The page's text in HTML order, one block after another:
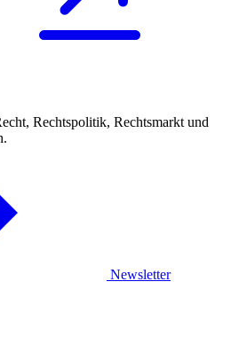
Rechtspolitik, Rechtsmarkt und
Newsletter